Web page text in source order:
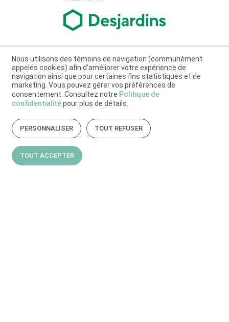
Nous utilisons des témoins de navigation (communément
appelés cookies) afin d’améliorer votre expérience de
navigation ainsi que pour certaines fins statistiques et de
marketing. Vous pouvez gérer vos préférences de
consentement. Consultez notre Politique de
confidentialitépour plus de détails.
PERSONNALISER TOUT REFUSER
TOUT ACCEPTER